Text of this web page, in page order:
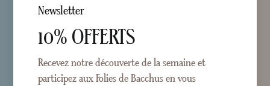
Newsletter
10% OFFERTS
Recevez notre découverte de la semaine et
participez aux Folies de Bacchus en vous